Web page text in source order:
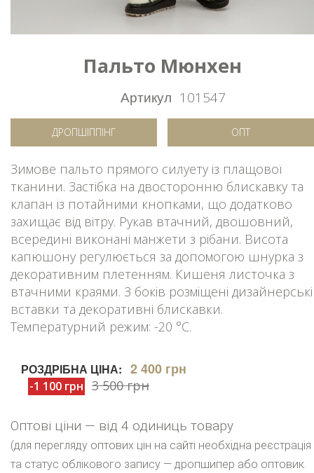
Пальто Мюнхен
Артикул 101547
ДРОПШІППІНГ ОПТ
Зимове пальто прямого силуету із плащової
тканини. Застібка на двосторонню блискавку та
клапан із потайними кнопками, що додатково
захищає від вітру. Рукав втачний, двошовний,
всередині виконані манжети з рібани. Висота
капюшону регулюється за допомогою шнурка з
декоративним плетенням. Кишеня листочка з
втачними краями. З боків розміщені дизайнерські
вставки та декоративні блискавки.
Температурний режим: -20 °C.
РОЗДРІБНА ЦІНА: 2 400 грн
-1 100 грн 3 500 грн
Оптові ціни — від 4 одиниць товару
(для перегляду оптових цін на сайті необхідна реєстрація
та статус облікового запису — дропшипер або оптовик.